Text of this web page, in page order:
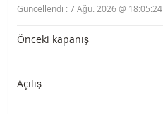
Güncellendi : 7 Ağu. 2026 @ 18:05:24
Temel bilgiler
Önceki kapanış
Açılış